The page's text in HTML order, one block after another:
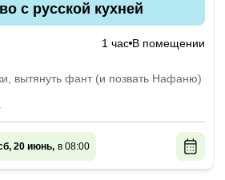
с русской кухней
1 час В помещении
вытянуть фант (и позвать Нафаню)
20 июнь, в 08:00